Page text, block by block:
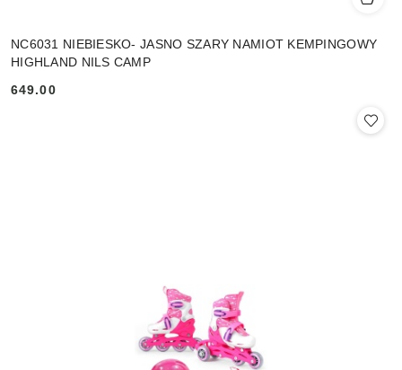
NC6031 NIEBIESKO- JASNO SZARY NAMIOT KEMPINGOWY
HIGHLAND NILS CAMP
Cena:
649.00